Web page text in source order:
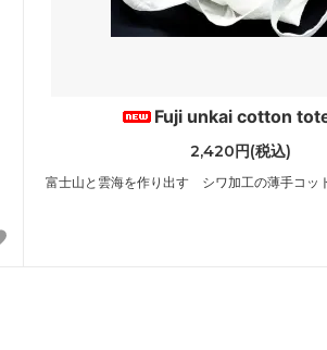
Fuji unkai cotton
2,420円(税込)
富士山と雲海を作り出す シワ加工の薄手コッ